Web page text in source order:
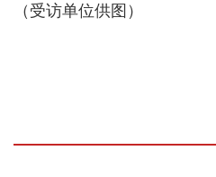
（受访单位供图）